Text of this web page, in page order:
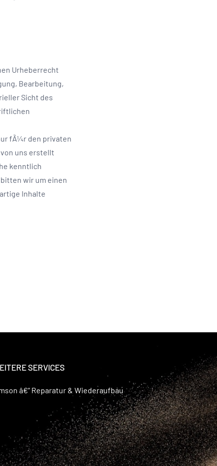
Urheberrecht
Bearbeitung,
Sicht des
fÃ¼r den privaten
uns erstellt
kenntlich
wir um einen
Inhalte
SERVICES
â€“ Reparatur & Wiederaufbau